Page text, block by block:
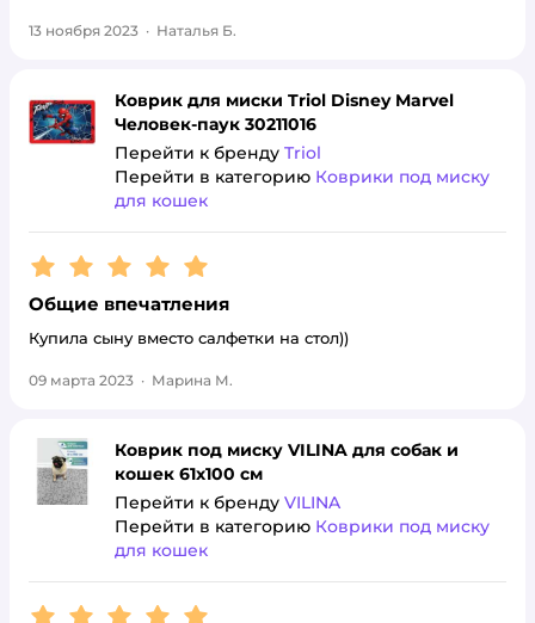
13 ноября 2023 · Наталья Б.
Коврик для миски Triol Disney Marvel
Человек-паук 30211016
Перейти к бренду Triol
Перейти в категорию Коврики под миску
для кошек
Рейтинг:5
Общие впечатления
Купила сыну вместо салфетки на стол))
09 марта 2023 · Марина М.
Коврик под миску VILINA для собак и
кошек 61х100 см
Перейти к бренду VILINA
Перейти в категорию Коврики под миску
для кошек
Рейтинг:5